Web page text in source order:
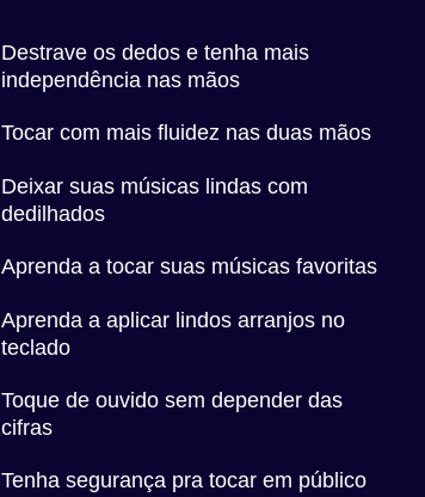
Destrave os dedos e tenha mais
independência nas mãos
Tocar com mais fluidez nas duas mãos
Deixar suas músicas lindas com
dedilhados
Aprenda a tocar suas músicas favoritas
Aprenda a aplicar lindos arranjos no
teclado
Toque de ouvido sem depender das
cifras
Tenha segurança pra tocar em público